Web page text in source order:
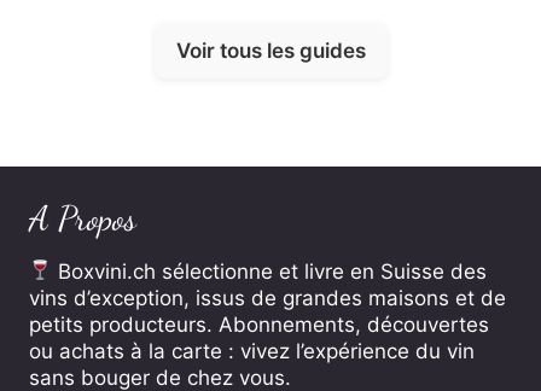
Voir tous les guides
A Propos
Boxvini.ch sélectionne et livre en Suisse des
vins d’exception, issus de grandes maisons et de
petits producteurs. Abonnements, découvertes
ou achats à la carte : vivez l’expérience du vin
sans bouger de chez vous.